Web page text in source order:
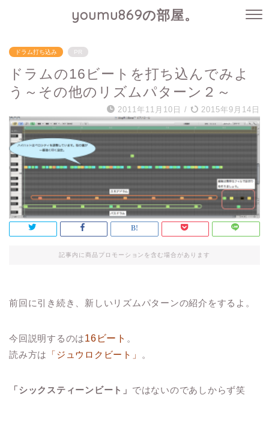
youmu869の部屋。
ドラム打ち込み PR
ドラムの16ビートを打ち込んでみよ
う～その他のリズムパターン２～
2011年11月10日 / 2015年9月14日
記事内に商品プロモーションを含む場合があります
前回に引き続き、新しいリズムパターンの紹介をするよ。
今回説明するのは16ビート 。
読み方は
「ジュウロクビート」 。
「シックスティーンビート」 ではないのであしからず笑